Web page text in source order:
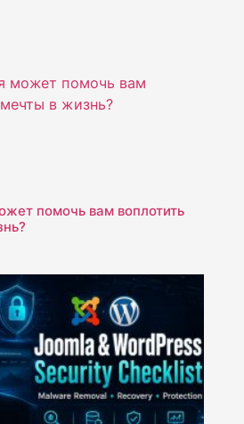
помочь вам воплотить